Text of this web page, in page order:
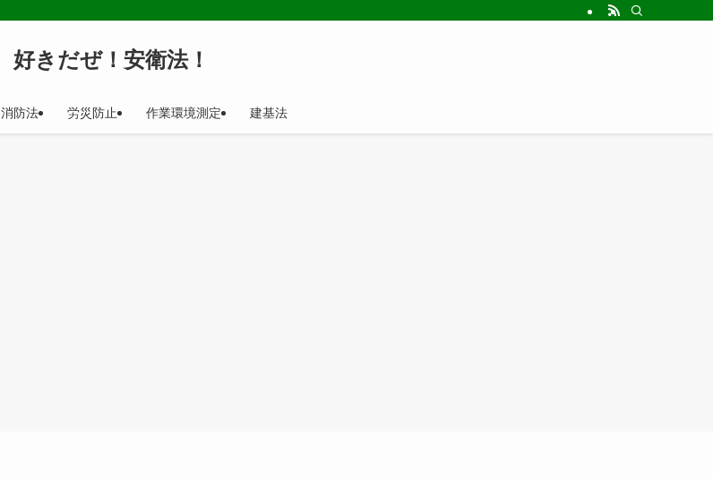
好きだぜ！安衛法！
消防法 労災防止 作業環境測定 建基法